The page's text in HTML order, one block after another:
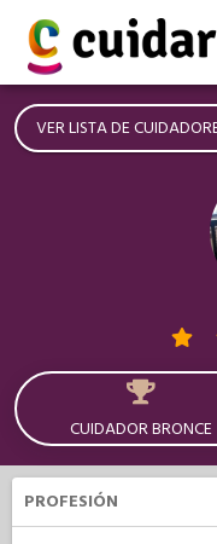
VER LISTA DE
CUIDADOR BRONCE
PROFESIÓN